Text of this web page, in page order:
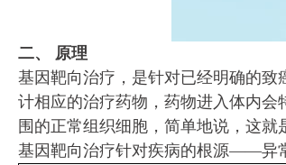
二、 原理
基因靶向治疗，是针对已经明确的
计相应的治疗药物，药物进入体内会
围的正常组织细胞，简单地说，这
基因靶向治疗针对疾病的根源——异